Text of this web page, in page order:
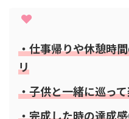
・仕事帰りや休憩時
リ
・子供と一緒に巡っ
・完成した時の達成